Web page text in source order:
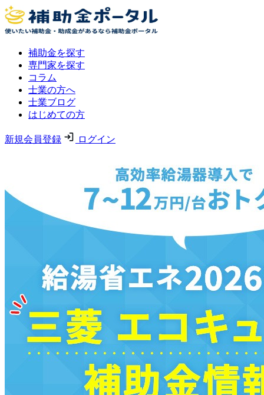
補助金を探す
専門家を探す
コラム
士業の方へ
士業ブログ
はじめての方
新規会員登録 ログイン